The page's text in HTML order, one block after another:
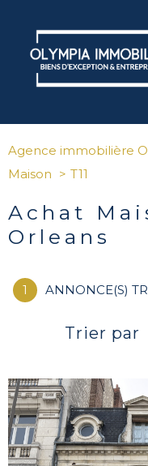
Agence immobilière
Maison
T11
Achat
Orleans
1 ANNONCE(S)
Trier par